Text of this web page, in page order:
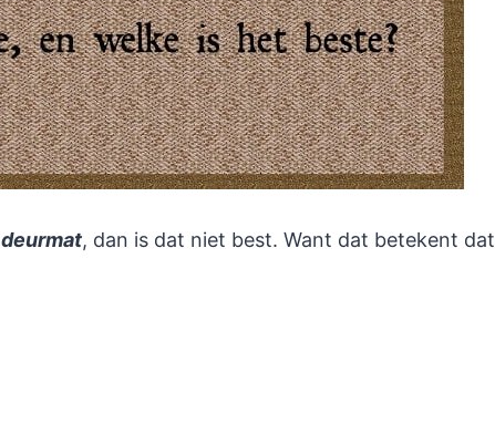
deurmat, dan is dat niet best. Want dat betekent dat